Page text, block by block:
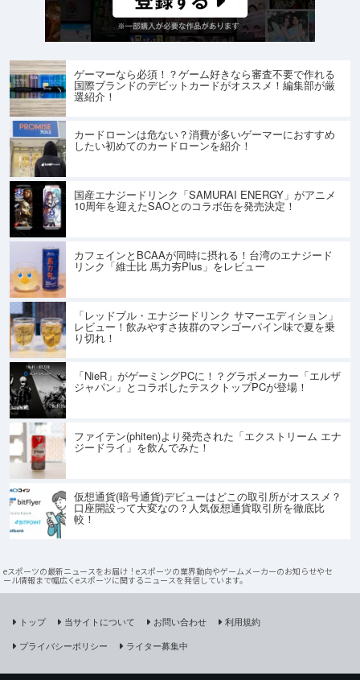
eスポーツの最新ニュースをお届け！eスポーツの業界動向やゲームメーカーのお知らせやセ
ール情報まで幅広くeスポーツに関するニュースを発信しています。
ゲーマーなら必須！？ゲーム好きなら審査不要で作れる
国際ブランドのデビットカードがオススメ！編集部が厳
選紹介！
カードローンは危ない？消費が多いゲーマーにおすすめ
したい初めてのカードローンを紹介！
国産エナジードリンク「SAMURAI ENERGY」がアニメ
10周年を迎えたSAOとのコラボ缶を発売決定！
カフェインとBCAAが同時に摂れる！台湾のエナジード
リンク「維士比 馬力夯Plus」をレビュー
「レッドブル・エナジードリンク サマーエディション」
レビュー！飲みやすさ抜群のマンゴーパイン味で夏を乗
り切れ！
「NieR」がゲーミングPCに！？グラボメーカー「エルザ
ジャパン」とコラボしたテスクトップPCが登場！
ファイテン(phiten)より発売された「エクストリーム エナ
ジードライ」を飲んでみた！
仮想通貨(暗号通貨)デビューはどこの取引所がオススメ？
口座開設って大変なの？人気仮想通貨取引所を徹底比
較！
トップ 当サイトについて お問い合わせ
利用規約
プライバシーポリシー
ライター募集中